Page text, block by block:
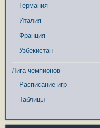
Германия
Италия
Франция
Узбекистан
Лига чемпионов
Расписание игр
Таблицы